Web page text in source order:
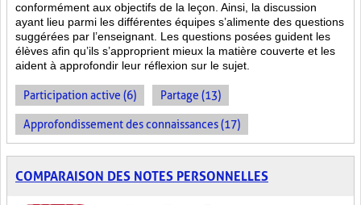
conformément aux objectifs de la leçon. Ainsi, la discussion
ayant lieu parmi les différentes équipes s’alimente des questions
suggérées par l’enseignant. Les questions posées guident les
élèves afin qu’ils s’approprient mieux la matière couverte et les
aident à approfondir leur réflexion sur le sujet.
Participation active (6) Partage (13)
Approfondissement des connaissances (17)
COMPARAISON DES NOTES PERSONNELLES